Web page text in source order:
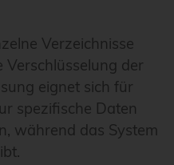
Verzeichnisse
der
eignet sich für
spezifische Daten
während das System